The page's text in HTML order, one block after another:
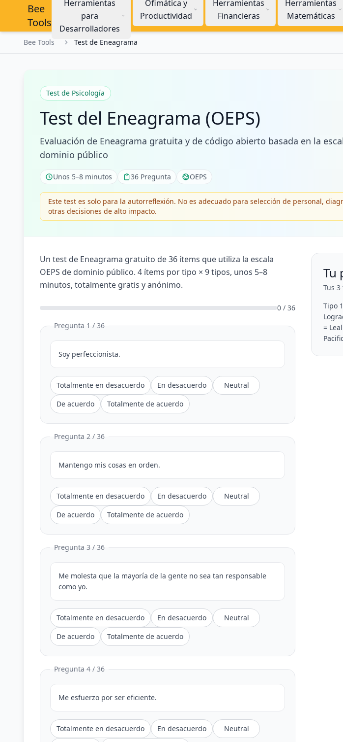
Bee
Tools
Herramientas
para
Desarrolladores
Ofimática y
Productividad
Herramientas
Financieras
Herramientas
Matemáticas
Bee Tools Test de Eneagrama
Test de Psicología
Test del Eneagrama (OEPS)
Evaluación de Eneagrama gratuita y de código abierto basada en la
dominio público
Unos 5–8 minutos 36 Pregunta OEPS
Este test es solo para la autorreflexión. No es adecuado para selección de personal,
otras decisiones de alto impacto.
Un test de Eneagrama gratuito de 36 ítems que utiliza la escala
OEPS de dominio público. 4 ítems por tipo × 9 tipos, unos 5–8
minutos, totalmente gratis y anónimo.
0 / 36
Pregunta 1 / 36
Soy perfeccionista.
Totalmente en desacuerdo En desacuerdo
Neutral
De acuerdo
Totalmente de acuerdo
Pregunta 2 / 36
Mantengo mis cosas en orden.
Totalmente en desacuerdo En desacuerdo
Neutral
De acuerdo
Totalmente de acuerdo
Pregunta 3 / 36
Me molesta que la mayoría de la gente no sea tan responsable
como yo.
Totalmente en desacuerdo En desacuerdo
Neutral
De acuerdo
Totalmente de acuerdo
Pregunta 4 / 36
Me esfuerzo por ser eficiente.
Totalmente en desacuerdo En desacuerdo
Neutral
Tu
Tus
Tipo
=